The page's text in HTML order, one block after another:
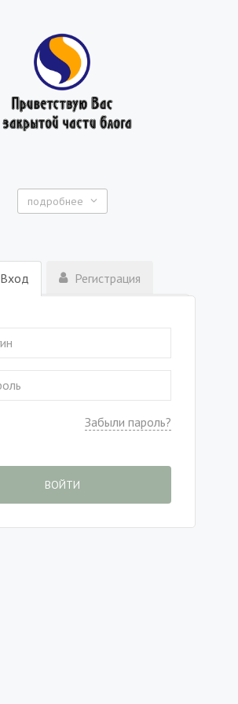
подробнее
Вход Регистрация
Забыли пароль?
ВОЙТИ